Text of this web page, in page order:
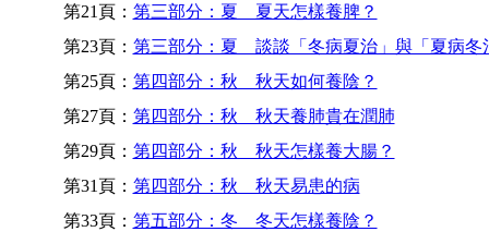
第21頁： 第三部分：夏 夏天怎樣養脾？
第23頁： 第三部分：夏 談談「冬病夏治」與「夏病冬
第25頁： 第四部分：秋 秋天如何養陰？
第27頁： 第四部分：秋 秋天養肺貴在潤肺
第29頁： 第四部分：秋 秋天怎樣養大腸？
第31頁： 第四部分：秋 秋天易患的病
第33頁： 第五部分：冬 冬天怎樣養陰？